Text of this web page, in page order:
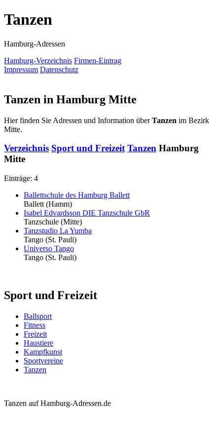
Tanzen
Hamburg-Adressen
Hamburg-Verzeichnis Firmen-Eintrag
Impressum Datenschutz
Tanzen in Hamburg Mitte
Hier finden Sie Adressen und Information überTanzen im Bezirk
Mitte.
Verzeichnis Sport und Freizeit Tanzen Hamburg
Mitte
Einträge: 4
Ballettschule des Hamburg Ballett
Ballett (Hamm)
Isabel Edvardsson DIE Tanzschule GbR
Tanzschule (Mitte)
Tanzstudio La Yumba
Tango (St. Pauli)
Universo Tango
Tango (St. Pauli)
Sport und Freizeit
Ballsport
Fitness
Freizeit
Haustiere
Kampfkunst
Sportvereine
Tanzen
Tanzen auf Hamburg-Adressen.de